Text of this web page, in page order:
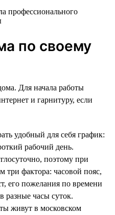
по своему
Для начала работы
и гарнитуру, если
удобный для себя график:
рабочий день.
поэтому при
три фактора: часовой пояс,
его пожелания по времени
разные часы суток.
живут в московском